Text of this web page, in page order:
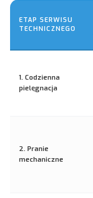
ETAP SERWISU
TECHNICZNEGO
1. Codzienna
pielęgnacja
2. Pranie
mechaniczne